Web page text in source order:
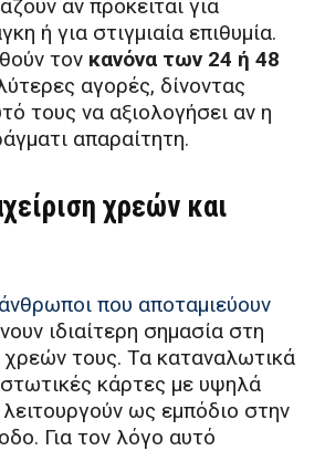
αν πρόκειται για
ή για στιγμιαία επιθυμία.
τον κανόνα των 24 ή 48
αγορές, δίνοντας
τους να αξιολογήσει αν η
απαραίτητη.
χρεών και
που αποταμιεύουν
ιδιαίτερη σημασία στη
χρεών τους. Τα καταναλωτικά
κάρτες με υψηλά
ως εμπόδιο στην
Για τον λόγο αυτό